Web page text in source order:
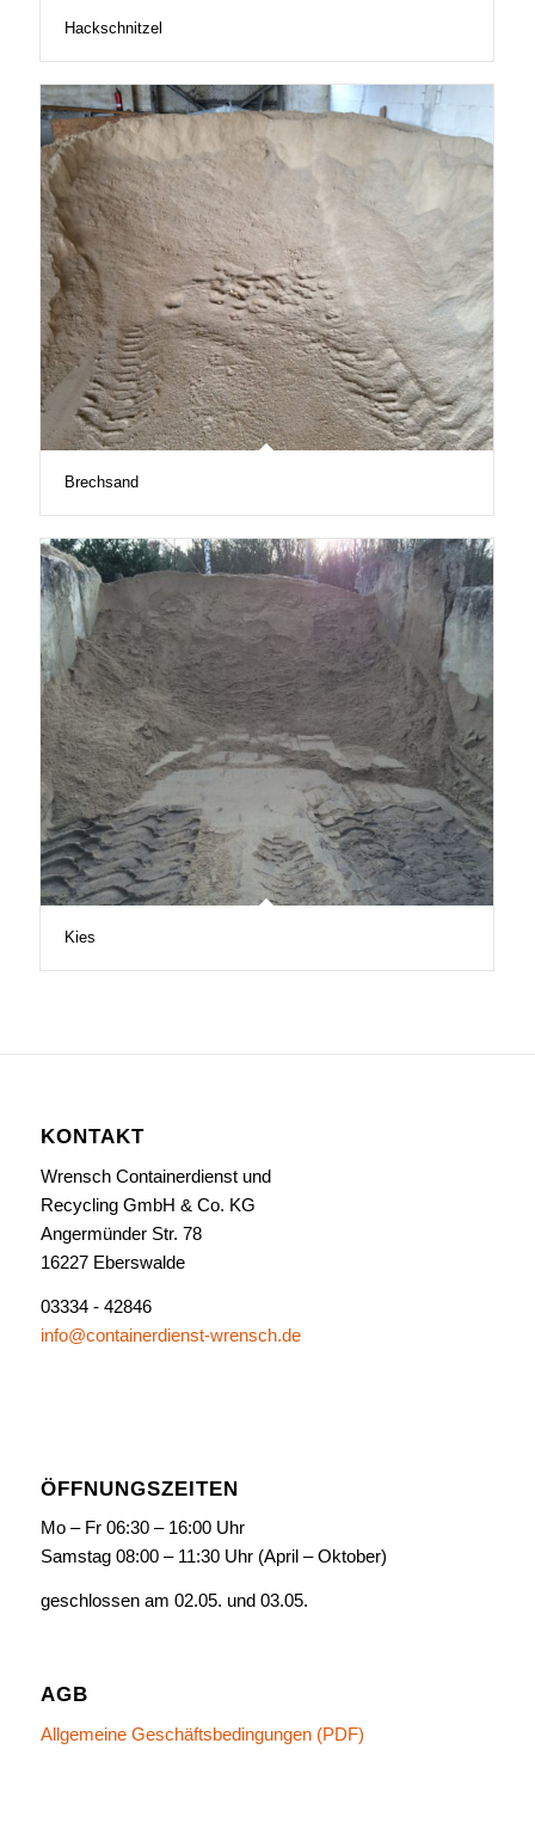
Hackschnitzel
Brechsand
Kies
KONTAKT
Wrensch Containerdienst und
Recycling GmbH & Co. KG
Angermünder Str. 78
16227 Eberswalde
03334 - 42846
info@containerdienst-wrensch.de
ÖFFNUNGSZEITEN
Mo – Fr 06:30 – 16:00 Uhr
Samstag 08:00 – 11:30 Uhr (April – Oktober)
geschlossen am 02.05. und 03.05.
AGB
Allgemeine Geschäftsbedingungen (PDF)